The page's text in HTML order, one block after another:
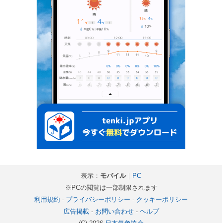
表示： モバイル｜
PC
※PCの閲覧は一部制限されます
利用規約 - プライバシーポリシー - クッキーポリシー
広告掲載- お問い合わせ- ヘルプ